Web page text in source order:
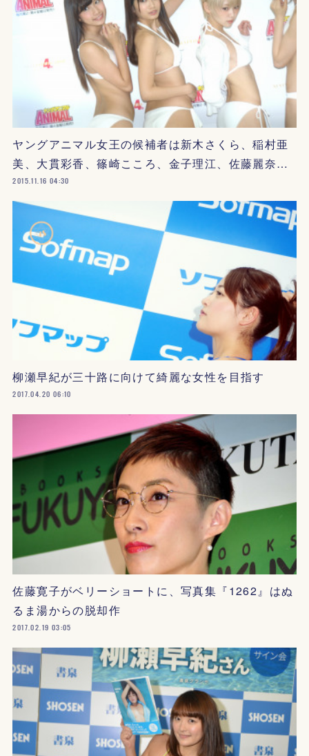
ヤングアニマル女王の候補者は新木さくら、稲村亜
美、大貫彩香、篠崎こころ、金子理江、佐藤麗奈…
2015.11.16 04:30
柳瀬早紀が三十路に向けて綺麗な女性を目指す
2017.04.20 06:10
佐藤寛子がベリーショートに、写真集『1262』はぬ
るま湯からの脱却作
2017.02.19 03:05